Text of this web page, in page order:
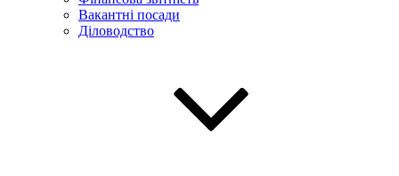
Вакантні посади
Діловодство